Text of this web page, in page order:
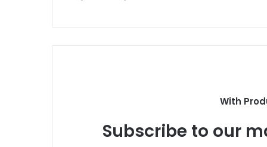
i
With
Subscribe to our